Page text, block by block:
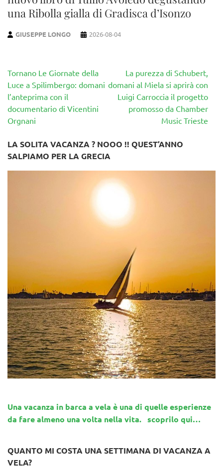
una Ribolla gialla di Gradisca d’Isonzo
GIUSEPPE LONGO 2026-08-04
Navigazione
articoli
Tornano Le Giornate della
Luce a Spilimbergo: domani
l’anteprima con il
documentario di Vicentini
Orgnani
La purezza di Schubert,
domani al Miela si aprirà con
Luigi Carroccia il progetto
promosso da Chamber
Music Trieste
LA SOLITA VACANZA ? NOOO !! QUEST’ANNO
SALPIAMO PER LA GRECIA
Una vacanza in barca a vela è una di quelle esperienze
da fare almeno una volta nella vita. scoprilo qui…
QUANTO MI COSTA UNA SETTIMANA DI VACANZA A
VELA?